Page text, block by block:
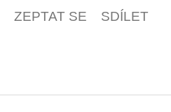
ZEPTAT SE SDÍLET